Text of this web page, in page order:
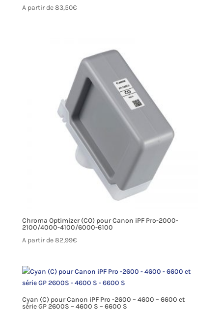
A partir de83,50€
Chroma Optimizer (CO) pour Canon iPF Pro-2000-
2100/4000-4100/6000-6100
A partir de82,99€
Cyan (C) pour Canon iPF Pro -2600 – 4600 – 6600 et
série GP 2600S – 4600 S – 6600 S